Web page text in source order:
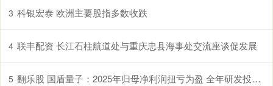
3 科银宏泰 欧洲主要股指多数收跌
4 联丰配资 长江石柱航道处与重庆忠县海事处交流座谈促发展
5 翻乐股 国盾量子：2025年归母净利润扭亏为盈 全年研发投入超亿元